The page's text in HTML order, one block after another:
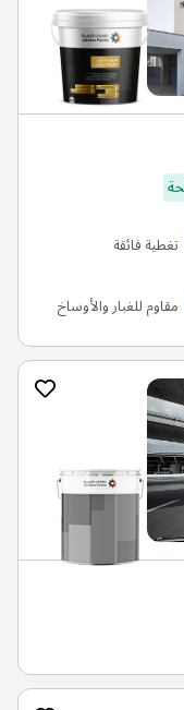
تغطية فائقة
مقاوم للغبار والأوساخ